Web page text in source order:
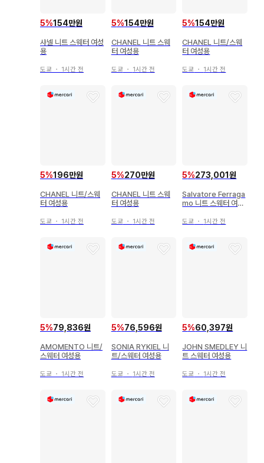
5%154만원
샤넬 니트 스웨터 여성
용
도쿄 ・ 1시간 전
5%154만원
CHANEL 니트 스웨
터 여성용
도쿄 ・ 1시간 전
5%154만원
CHANEL 니트/스웨
터 여성용
도쿄 ・ 1시간 전
5%196만원
CHANEL 니트/스웨
터 여성용
도쿄 ・ 1시간 전
5%270만원
CHANEL 니트 스웨
터 여성용
도쿄 ・ 1시간 전
5%273,001원
Salvatore Ferraga
mo 니트 스웨터 여성
도쿄 ・ 1시간 전
5%79,836원
AMOMENTO 니트/
스웨터 여성용
도쿄 ・ 1시간 전
5%76,596원
SONIA RYKIEL 니
트/스웨터 여성용
도쿄 ・ 1시간 전
5%60,397원
JOHN SMEDLEY 니
트 스웨터 여성용
도쿄 ・ 1시간 전